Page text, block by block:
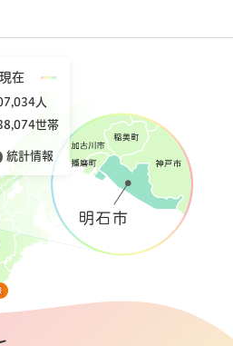
在
人
世帯
統計情報